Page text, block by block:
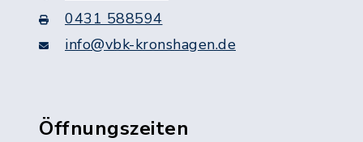
0431 588594
info@vbk-kronshagen.de
Öffnungszeiten